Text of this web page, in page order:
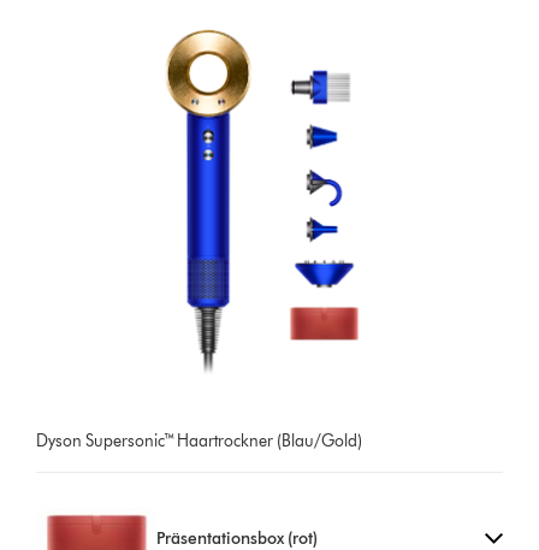
Dyson Supersonic™ Haartrockner (Blau/Gold)
Präsentationsbox (rot)